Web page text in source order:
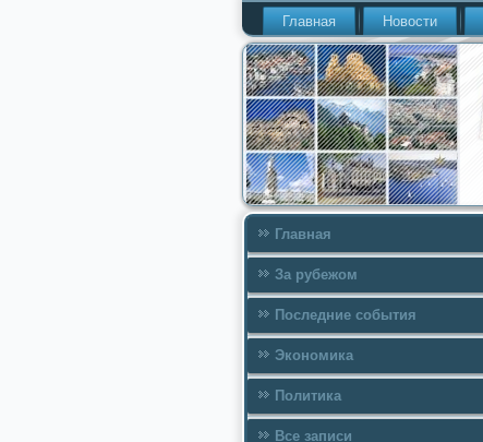
Главная Новости
Главная
За рубежом
Последние события
Экономика
Политика
Все записи